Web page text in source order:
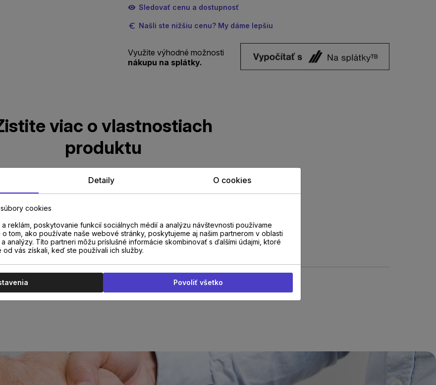
Sledovať cenu a dostupnosť
Našli ste nižšiu cenu? My dáme lepšiu
Využite výhodné možnosti
nákupu na splátky.
viac o vlastnostiach
produktu
Detaily O cookies
cookies
reklám, poskytovanie funkcií sociálnych médií a analýzu návštevnosti používame
tom, ako používate naše webové stránky, poskytujeme aj našim partnerom v oblasti
analýzy. Títo partneri môžu príslušné informácie skombinovať s ďalšími údajmi, ktoré
vás získali, keď ste používali ich služby.
Povoliť všetko